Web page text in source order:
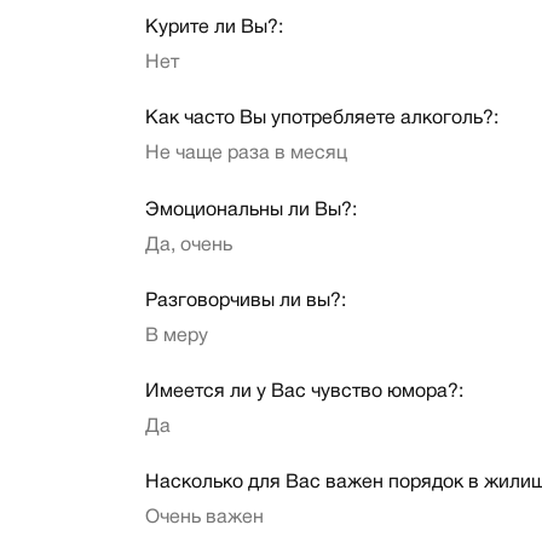
Курите ли Вы?:
Нет
Как часто Вы употребляете алкоголь?:
Не чаще раза в месяц
Эмоциональны ли Вы?:
Да, очень
Разговорчивы ли вы?:
В меру
Имеется ли у Вас чувство юмора?:
Да
Насколько для Вас важен порядок в
Очень важен